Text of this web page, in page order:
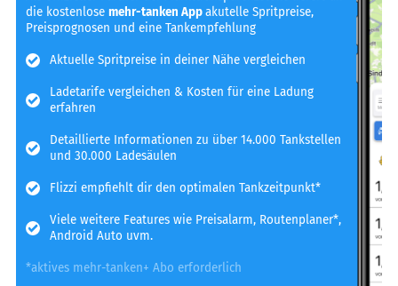
die kostenlosemehr-tanken Appakutelle Spritpreise,
Preisprognosen und eine Tankempfehlung
Aktuelle Spritpreise in deiner Nähe vergleichen
Ladetarife vergleichen & Kosten für eine Ladung
erfahren
Detaillierte Informationen zu über 14.000 Tankstellen
und 30.000 Ladesäulen
Flizzi empfiehlt dir den optimalen Tankzeitpunkt*
Viele weitere Features wie Preisalarm, Routenplaner*,
Android Auto uvm.
*aktives mehr-tanken+ Abo erforderlich